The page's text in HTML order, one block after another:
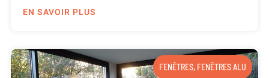
EN SAVOIR PLUS
FENÊTRES, FENÊTRES ALU